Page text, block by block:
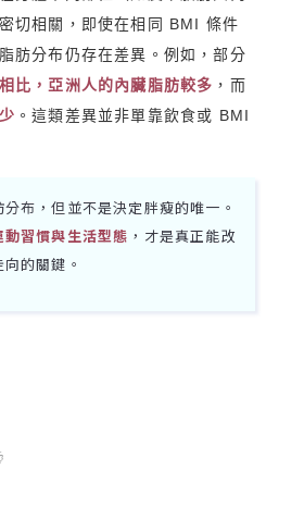
切相關，即使在相同 BMI 條件
肪分布仍存在差異。例如，部分
比，亞洲人的內臟脂肪較多 ，而
。這類差異並非單靠飲食或 BMI
布，但並不是決定胖瘦的唯一。
習慣與生活型態 ，才是真正能改
的關鍵。